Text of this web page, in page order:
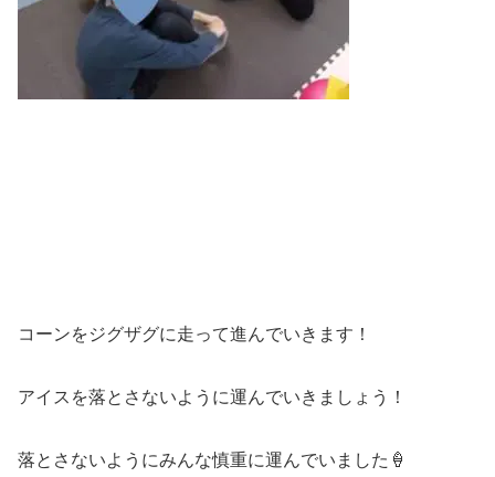
コーンをジグザグに走って進んでいきます！
アイスを落とさないように運んでいきましょう！
落とさないようにみんな慎重に運んでいました🍦